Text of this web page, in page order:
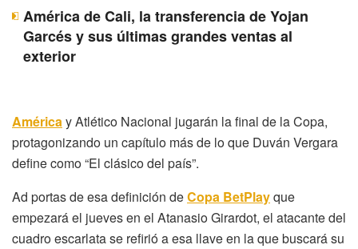
América de Cali, la transferencia de Yojan
Garcés y sus últimas grandes ventas al
exterior
Américay Atlético Nacional jugarán la final de la Copa,
protagonizando un capítulo más de lo que Duván Vergara
define como “El clásico del país”.
Ad portas de esa definición deCopa BetPlayque
empezará el jueves en el Atanasio Girardot, el atacante del
cuadro escarlata se refirió a esa llave en la que buscará su